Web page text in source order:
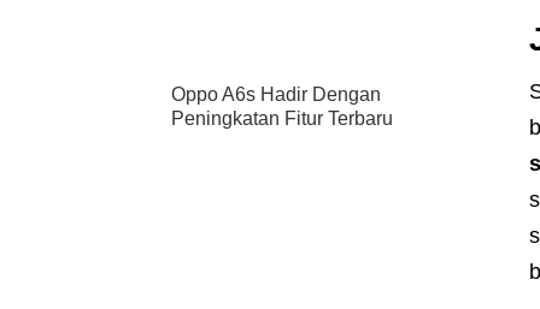
Oppo A6s Hadir Dengan
Peningkatan Fitur Terbaru